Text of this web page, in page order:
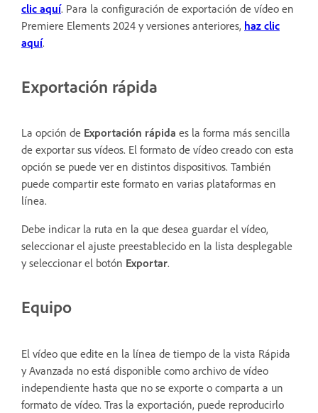
clic aquí. Para la configuración de exportación de vídeo en
Premiere Elements 2024 y versiones anteriores, haz clic
aquí.
Exportación rápida
La opción de Exportación rápida es la forma más sencilla
de exportar sus vídeos. El formato de vídeo creado con esta
opción se puede ver en distintos dispositivos. También
puede compartir este formato en varias plataformas en
línea.
Debe indicar la ruta en la que desea guardar el vídeo,
seleccionar el ajuste preestablecido en la lista desplegable
y seleccionar el botón Exportar.
Equipo
El vídeo que edite en la línea de tiempo de la vista Rápida
y Avanzada no está disponible como archivo de vídeo
independiente hasta que no se exporte o comparta a un
formato de vídeo. Tras la exportación, puede reproducirlo